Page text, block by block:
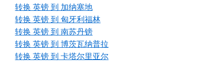
转换 英镑 到 加纳塞地
转换 英镑 到 匈牙利福林
转换 英镑 到 南苏丹镑
转换 英镑 到 博茨瓦纳普拉
转换 英镑 到 卡塔尔里亚尔